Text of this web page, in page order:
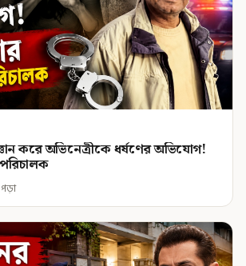
করে অভিনেত্রীকে ধর্ষণের অভিযোগ!